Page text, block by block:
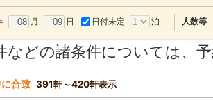
月 日 日付未定 泊 人数等
などの諸条件については、
合致 391軒～420軒表示